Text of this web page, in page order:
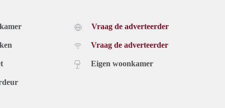
licht, tv en internet
Vraag de adverteerder
Vraag de adverteerder
Eigen woonkamer